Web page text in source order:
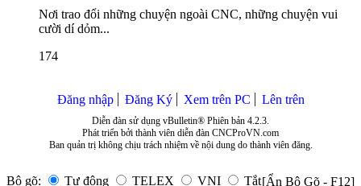
Nơi trao đổi những chuyện ngoài CNC, những chuyện vui
cười dí dỏm...
174
Đăng nhập Đăng Ký Xem trên PC Lên trên
Diễn đàn sử dụng vBulletin® Phiên bản 4.2.3.
Phát triển bởi thành viên diễn đàn CNCProVN.com
Ban quản trị không chịu trách nhiệm về nội dung do thành viên đăng.
Bộ gõ: Tự động TELEX VNI Tắt[Ẩn Bộ Gõ - F12]